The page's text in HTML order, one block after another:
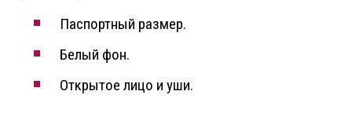
Паспортный размер.
Белый фон.
Открытое лицо и уши.